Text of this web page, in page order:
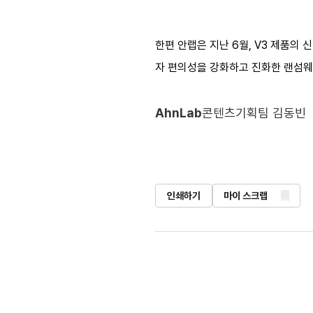
한편 안랩은 지난 6월, V3 제품의
자 편의성을 강화하고 진화한 랜섬
AhnLab콘텐츠기획팀 김동빈
인쇄하기 마이 스크랩